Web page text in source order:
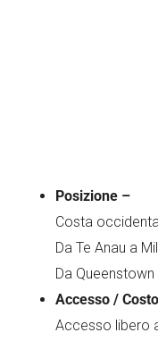
Posizione –
Costa
Da Te Anau a
Da
Accesso /
Accesso libero